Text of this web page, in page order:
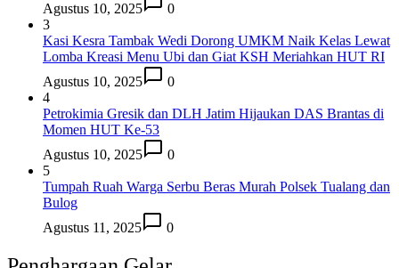
Agustus 10, 2025
0
3
Kasi Kesra Tambak Wedi Dorong UMKM Naik Kelas Lewat
Lomba Kreasi Menu Ubi dan Giat KSH Meriahkan HUT RI
Agustus 10, 2025
0
4
Petrokimia Gresik dan DLH Jatim Hijaukan DAS Brantas di
Momen HUT Ke-53
Agustus 10, 2025
0
5
Tumpah Ruah Warga Serbu Beras Murah Polsek Tualang dan
Bulog
Agustus 11, 2025
0